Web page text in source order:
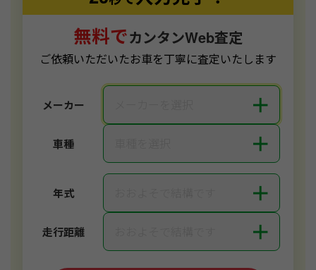
無料でカンタンWeb査定
ご依頼いただいたお車を丁寧に査定いたします
メーカー ＋
車種 ＋
年式 ＋
走行距離 ＋